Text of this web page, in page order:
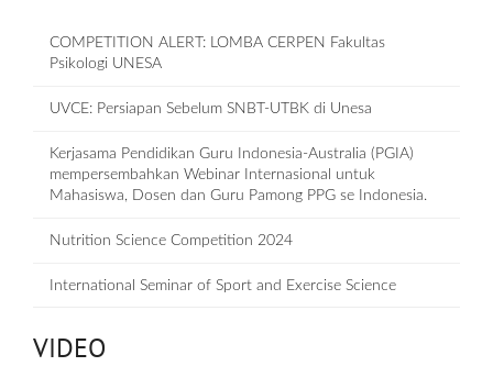
COMPETITION ALERT: LOMBA CERPEN Fakultas
Psikologi UNESA
UVCE: Persiapan Sebelum SNBT-UTBK di Unesa
Kerjasama Pendidikan Guru Indonesia-Australia (PGIA)
mempersembahkan Webinar Internasional untuk
Mahasiswa, Dosen dan Guru Pamong PPG se Indonesia.
Nutrition Science Competition 2024
International Seminar of Sport and Exercise Science
VIDEO